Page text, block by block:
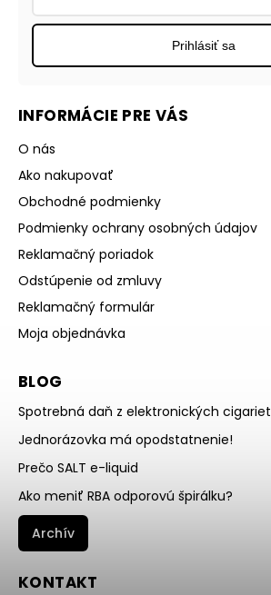
INFORMÁCIE PRE VÁS
O nás
Ako nakupovať
Obchodné podmienky
Podmienky ochrany osobných údajov
Reklamačný poriadok
Odstúpenie od zmluvy
Reklamačný formulár
Moja objednávka
BLOG
Spotrebná daň z elektronických cigariet
Jednorázovka má opodstatnenie!
Prečo SALT e-liquid
Ako meniť RBA odporovú špirálku?
Archív
KONTAKT
Prihlásiť sa